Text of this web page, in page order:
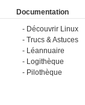
Documentation
Découvrir Linux
Trucs & Astuces
Léannuaire
Logithèque
Pilothèque